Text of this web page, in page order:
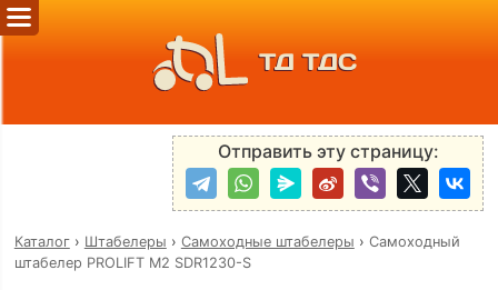
ТД ТДС
Отправить эту страницу:
Каталог› Штабелеры › Самоходные штабелеры › Самоходный
штабелер PROLIFT M2 SDR1230-S